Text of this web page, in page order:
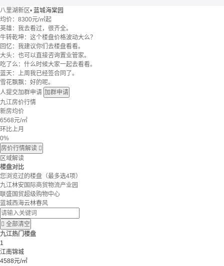
八里湖新区• 蓝城海棠园
均价： 8300元/㎡起
英雄：我去看过，很齐全。
牛转乾坤：这个楼盘价格波动大么？
回忆：我建议你们去楼盘看看。
大头：也可以直接咨询置业管家。
吃了么：什么时候大家一起去看看。
蓝天：上周我已经签合同了。
雪花飘飘：好的呢。
人提交加群申请 加群申请
九江房价行情
新房均价
6568元/㎡
环比上月
0%
房价行情解读 
区域解读
楼盘对比
您浏览过的楼盘 （最多选4项）
九江林安国际商贸物流产业园
联盛国贸超级购物中心
蓝城西海云林春风
 全部清空
九江热门楼盘
1
江南锦城
4588元/㎡